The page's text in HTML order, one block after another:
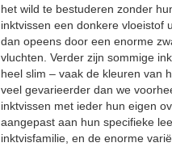
het wild te bestuderen zonder
inktvissen een donkere vloeistof
dan opeens door een enorme
vluchten. Verder zijn sommige
heel slim – vaak de kleuren van
veel gevarieerder dan we
inktvissen met ieder hun eigen
aangepast aan hun specifieke
inktvisfamilie, en de enorme